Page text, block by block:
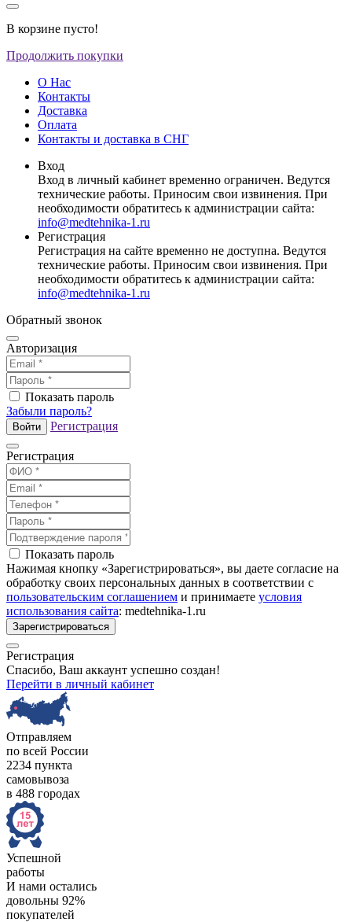
В корзине пусто!
Продолжить покупки
О Нас
Контакты
Доставка
Оплата
Контакты и доставка в СНГ
Вход
Вход в личный кабинет временно ограничен. Ведутся
технические работы. Приносим свои извинения. При
необходимости обратитесь к администрации сайта:
info@medtehnika-1.ru
Регистрация
Регистрация на сайте временно не доступна. Ведутся
технические работы. Приносим свои извинения. При
необходимости обратитесь к администрации сайта:
info@medtehnika-1.ru
Обратный звонок
Авторизация
Показать пароль
Забыли пароль?
Войти Регистрация
Регистрация
Показать пароль
Нажимая кнопку «Зарегистрироваться», вы даете согласие на
обработку своих персональных данных в соответствии с
пользовательским соглашением и принимаете условия
использования сайта: medtehnika-1.ru
Зарегистрироваться
Регистрация
Спасибо, Ваш аккаунт успешно создан!
Перейти в личный кабинет
Отправляем
по всей России
2234 пункта
самовывоза
в 488 городах
Успешной
работы
И нами остались
довольны 92%
покупателей